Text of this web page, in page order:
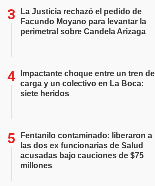
La Justicia rechazó el pedido de
Facundo Moyano para levantar la
perimetral sobre Candela Arizaga
Impactante choque entre un tren de
carga y un colectivo en La Boca:
siete heridos
Fentanilo contaminado: liberaron a
las dos ex funcionarias de Salud
acusadas bajo cauciones de $75
millones